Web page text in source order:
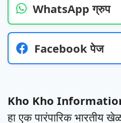
WhatsApp ग्रुप
Facebook पेज
Kho Kho
हा एक पारंपारिक भारतीय